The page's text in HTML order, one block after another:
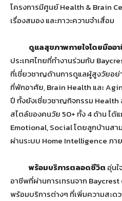
โครงการมีศูนย์ Health & Brain
เรื่องสมอง และภาวะความจำเสื่อม
ดูแลสุขภาพกายใจโดยมืออ
ประเทศไทยที่ทำงานร่วมกับ
ที่เชี่ยวชาญด้านการดูแลผู้สูงวัยอย่
ที่พักอาศัย, Brain Health และ
ปี ทั้งยังเชี่ยวชาญกิจกรรม Health
สไตล์ของคนวัย 50+ ทั้ง 4 ด้าน ได้
Emotional, Social โดยลูกบ้านสา
ผ่านระบบ Home Intelligence ภา
พร้อมบริการตลอดชีวิต อุ่น
อาชีพที่ผ่านการเทรนจาก
พร้อมบริการต่างๆ ที่เพิ่มความสะด